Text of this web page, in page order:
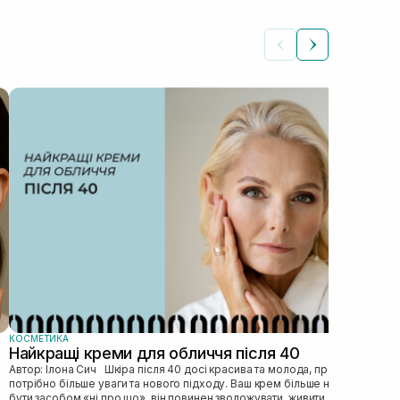
КОСМЕТИКА
Найкращі креми для обличчя після 40
Автор: Ілона Сич Шкіра після 40 досі красива та молода, просто їй
потрібно більше уваги та нового підходу. Ваш крем більше не може